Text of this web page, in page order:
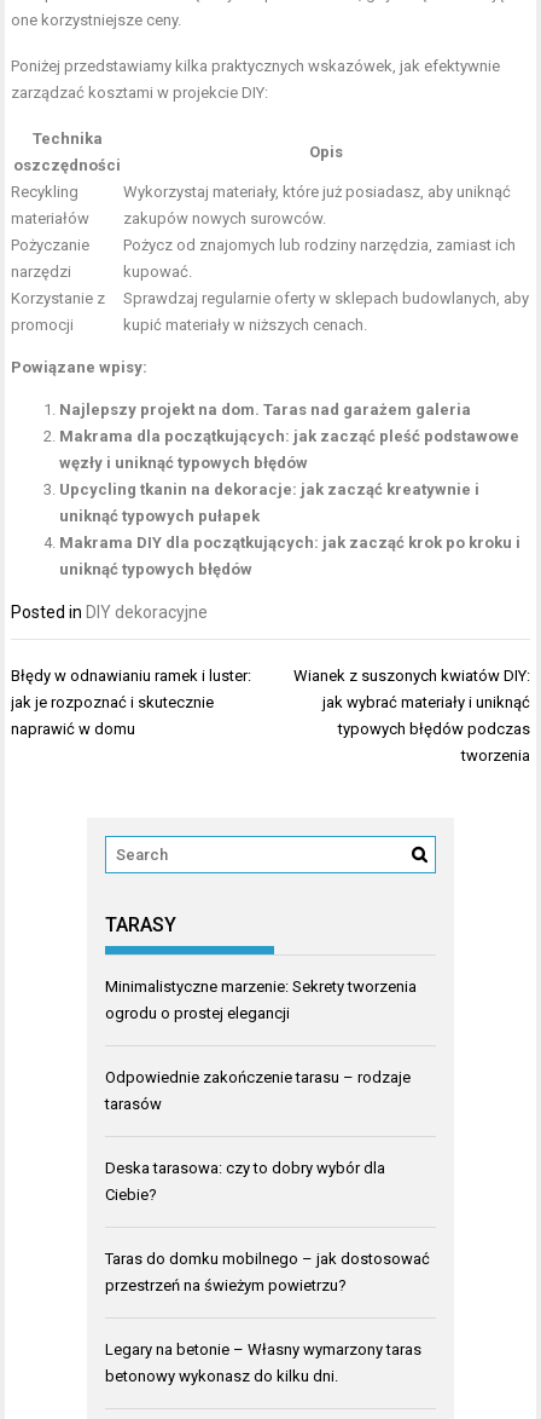
one korzystniejsze ceny.
Poniżej przedstawiamy kilka praktycznych wskazówek, jak efektywnie
zarządzać kosztami w projekcie DIY:
Technika
oszczędności
Opis
Recykling
materiałów
Wykorzystaj materiały, które już posiadasz, aby uniknąć
zakupów nowych surowców.
Pożyczanie
narzędzi
Pożycz od znajomych lub rodziny narzędzia, zamiast ich
kupować.
Korzystanie z
promocji
Sprawdzaj regularnie oferty w sklepach budowlanych, aby
kupić materiały w niższych cenach.
Powiązane wpisy:
Najlepszy projekt na dom. Taras nad garażem galeria
Makrama dla początkujących: jak zacząć pleść podstawowe
węzły i uniknąć typowych błędów
Upcycling tkanin na dekoracje: jak zacząć kreatywnie i
uniknąć typowych pułapek
Makrama DIY dla początkujących: jak zacząć krok po kroku i
uniknąć typowych błędów
Posted in DIY dekoracyjne
Nawigacja
wpisu
Błędy w odnawianiu ramek i luster:
jak je rozpoznać i skutecznie
naprawić w domu
Wianek z suszonych kwiatów DIY:
jak wybrać materiały i uniknąć
typowych błędów podczas
tworzenia
TARASY
Minimalistyczne marzenie: Sekrety tworzenia
ogrodu o prostej elegancji
Odpowiednie zakończenie tarasu – rodzaje
tarasów
Deska tarasowa: czy to dobry wybór dla
Ciebie?
Taras do domku mobilnego – jak dostosować
przestrzeń na świeżym powietrzu?
Legary na betonie – Własny wymarzony taras
betonowy wykonasz do kilku dni.